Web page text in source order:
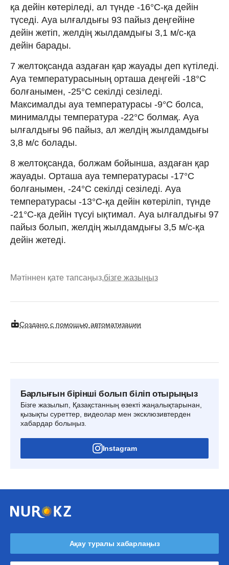
қа дейін көтеріледі, ал түнде -16°C-қа дейін
түседі. Ауа ылғалдығы 93 пайыз деңгейіне
дейін жетіп, желдің жылдамдығы 3,1 м/с-қа
дейін барады.
7 желтоқсанда аздаған қар жауады деп күтіледі.
Ауа температурасының орташа деңгейі -18°C
болғанымен, -25°C секілді сезіледі.
Максималды ауа температурасы -9°C болса,
минималды температура -22°C болмақ. Ауа
ылғалдығы 96 пайыз, ал желдің жылдамдығы
3,8 м/с болады.
8 желтоқсанда, болжам бойынша, аздаған қар
жауады. Орташа ауа температурасы -17°C
болғанымен, -24°C секілді сезіледі. Ауа
температурасы -13°C-қа дейін көтеріліп, түнде
-21°C-қа дейін түсуі ықтимал. Ауа ылғалдығы 97
пайыз болып, желдің жылдамдығы 3,5 м/с-қа
дейін жетеді.
Мәтіннен қате тапсаңыз,бізге жазыңыз
Создано с помощью автоматизации
Барлығын бірінші болып біліп отырыңыз
Бізге жазылып, Қазақстанның өзекті жаңалықтарынан,
қызықты суреттер, видеолар мен эксклюзивтерден
хабардар болыңыз.
Instagram
Ақау туралы хабарлаңыз